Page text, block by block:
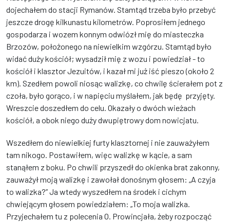
dojechałem do stacji Rymanów. Stamtąd trzeba było przebyć
jeszcze drogę kilkunastu kilometrów. Poprosiłem jednego
gospodarza i wozem konnym odwiózł mię do miasteczka
Brzozów, położonego na niewielkim wzgórzu. Stamtąd było
widać duży kościół; wysadził mię z wozu i powiedział - to
kościół i klasztor Jezuitów, i kazał mi już iść pieszo (około 2
km). Szedłem powoli niosąc walizkę, co chwilę ścierałem pot z
czoła, było gorąco, i w napięciu myślałem, jak będę przyjęty.
Wreszcie doszedłem do celu. Okazały o dwóch wieżach
kościół, a obok niego duży dwupiętrowy dom nowicjatu.
Wszedłem do niewielkiej furty klasztornej i nie zauważyłem
tam nikogo. Postawiłem, więc walizkę w kącie, a sam
stanąłem z boku. Po chwili przyszedł do okienka brat zakonny,
zauważył moją walizkę i zawołał donośnym głosem: „A czyja
to walizka?” Ja wtedy wyszedłem na środek i cichym
chwiejącym głosem powiedziałem: „To moja walizka.
Przyjechałem tu z polecenia O. Prowincjała, żeby rozpocząć